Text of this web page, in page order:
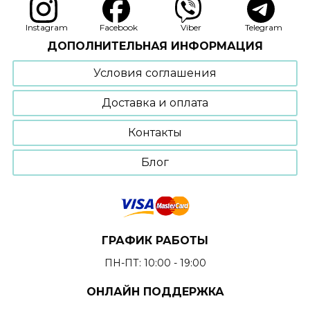
вариаций.
Опции
странице
Instagram Facebook Viber Telegram
ДОПОЛНИТЕЛЬНАЯ ИНФОРМАЦИЯ
Условия соглашения
Доставка и оплата
Контакты
Блог
ГРАФИК РАБОТЫ
ПН-ПТ: 10:00 - 19:00
ОНЛАЙН ПОДДЕРЖКА